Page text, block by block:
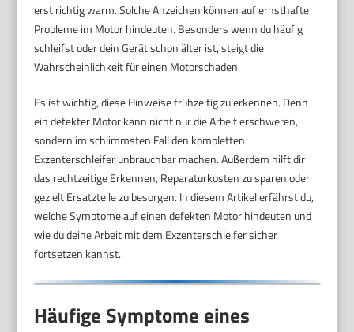
erst richtig warm. Solche Anzeichen können auf ernsthafte
Probleme im Motor hindeuten. Besonders wenn du häufig
schleifst oder dein Gerät schon älter ist, steigt die
Wahrscheinlichkeit für einen Motorschaden.
Es ist wichtig, diese Hinweise frühzeitig zu erkennen. Denn
ein defekter Motor kann nicht nur die Arbeit erschweren,
sondern im schlimmsten Fall den kompletten
Exzenterschleifer unbrauchbar machen. Außerdem hilft dir
das rechtzeitige Erkennen, Reparaturkosten zu sparen oder
gezielt Ersatzteile zu besorgen. In diesem Artikel erfährst du,
welche Symptome auf einen defekten Motor hindeuten und
wie du deine Arbeit mit dem Exzenterschleifer sicher
fortsetzen kannst.
Häufige Symptome eines